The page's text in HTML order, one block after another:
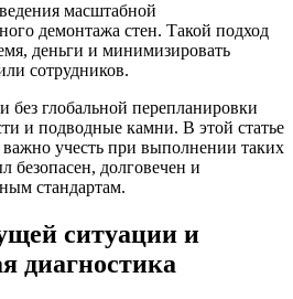
масштабной
демонтажа стен. Такой подход
деньги и минимизировать
сотрудников.
без глобальной перепланировки
и подводные камни. В этой статье
учесть при выполнении таких
безопасен, долговечен и
стандартам.
ситуации и
диагностика